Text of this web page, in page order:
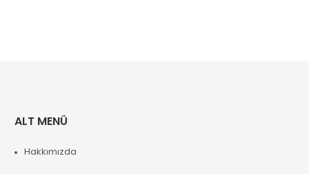
ALT MENÜ
Hakkımızda